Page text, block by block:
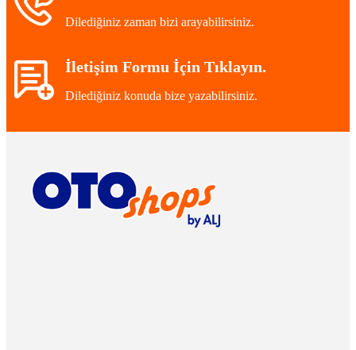
Dilediğiniz zaman bizi arayabilirsiniz.
İletişim Formu İçin Tıklayın.
Dilediğiniz konuda bize yazabilirsiniz.